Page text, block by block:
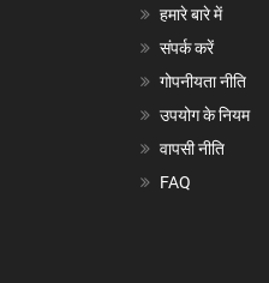
हमारे बारे में
संपर्क करें
गोपनीयता नीति
उपयोग के नियम
वापसी नीति
FAQ